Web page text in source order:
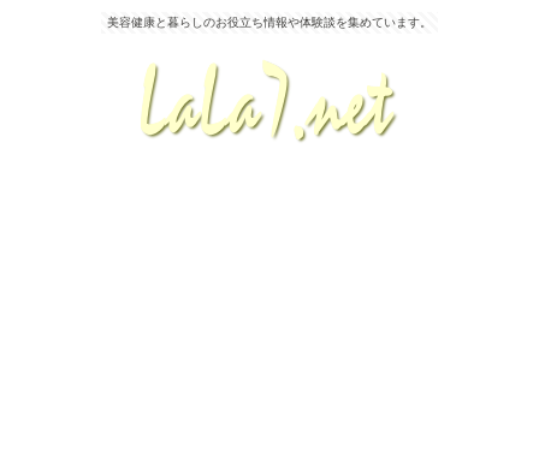
美容健康と暮らしのお役立ち情報や体験談を集めています。